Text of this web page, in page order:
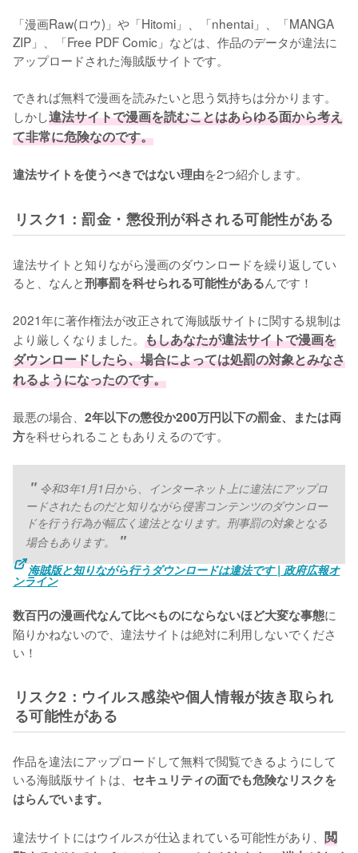
「漫画Raw(ロウ)」や「Hitomi」、「nhentai」、「MANGA
ZIP」、「Free PDF Comic」などは、作品のデータが違法に
アップロードされた海賊版サイトです。
できれば無料で漫画を読みたいと思う気持ちは分かります。
しかし違法サイトで漫画を読むことはあらゆる面から考え
て非常に危険なのです。
違法サイトを使うべきではない理由を2つ紹介します。
リスク1：罰金・懲役刑が科される可能性がある
違法サイトと知りながら漫画のダウンロードを繰り返してい
ると、なんと刑事罰を科せられる可能性があるんです！
2021年に著作権法が改正されて海賊版サイトに関する規制は
より厳しくなりました。 もしあなたが違法サイトで漫画を
ダウンロードしたら、場合によっては処罰の対象とみなさ
れるようになったのです。
最悪の場合、 2年以下の懲役か200万円以下の罰金、または両
方を科せられることもありえるのです。
令和3年1月1日から、インターネット上に違法にアップロ
ードされたものだと知りながら侵害コンテンツのダウンロー
ドを行う行為が幅広く違法となります。刑事罰の対象となる
場合もあります。
海賊版と知りながら行うダウンロードは違法です | 政府広報オ
ンライン
数百円の漫画代なんて比べものにならないほど大変な事態に
陥りかねないので、違法サイトは絶対に利用しないでくださ
い！
リスク2：ウイルス感染や個人情報が抜き取られ
る可能性がある
作品を違法にアップロードして無料で閲覧できるようにして
いる海賊版サイトは、 セキュリティの面でも危険なリスクを
はらんでいます。
違法サイトにはウイルスが仕込まれている可能性があり、 閲